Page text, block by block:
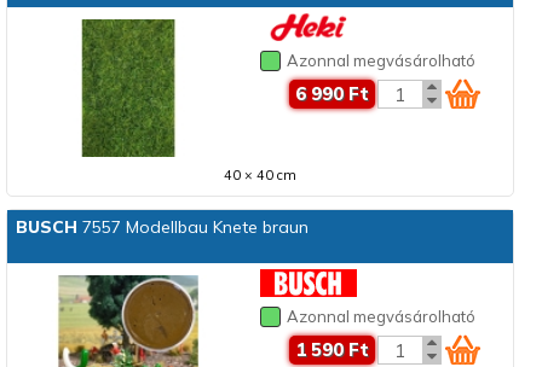
Azonnal megvásárolható
6 990 Ft
40 × 40 cm
BUSCH 7557 Modellbau Knete braun
Azonnal megvásárolható
1 590 Ft